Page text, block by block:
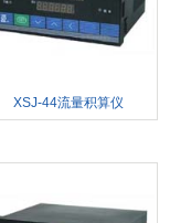
XSJ-44流量积算仪